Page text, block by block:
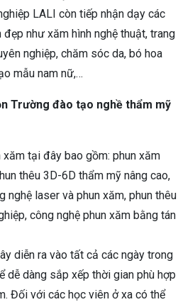
LALI còn tiếp nhận dạy các
như xăm hình nghệ thuật, trang
nghiệp, chăm sóc da, bó hoa
mẫu nam nữ,…
Trường đào tạo nghề thẩm mỹ
xăm tại đây bao gồm: phun xăm
thêu 3D-6D thẩm mỹ nâng cao,
nghệ laser và phun xăm, phun thêu
công nghệ phun xăm bằng tán
diễn ra vào tất cả các ngày trong
dễ dàng sắp xếp thời gian phù hợp
Đối với các học viên ở xa có thể